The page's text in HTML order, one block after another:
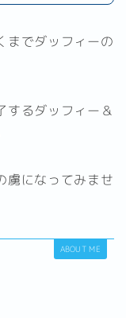
までダッフィーの
するダッフィー＆
虜になってみませ
ABOUT ME